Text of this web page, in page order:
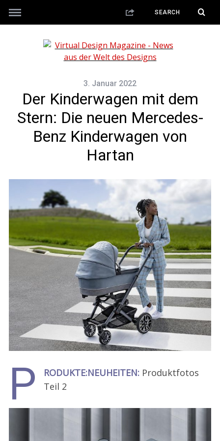
3. Januar 2022
Der Kinderwagen mit dem
Stern: Die neuen Mercedes-
Benz Kinderwagen von
Hartan
P RODUKTE:NEUHEITEN:Produktfotos
Teil 2